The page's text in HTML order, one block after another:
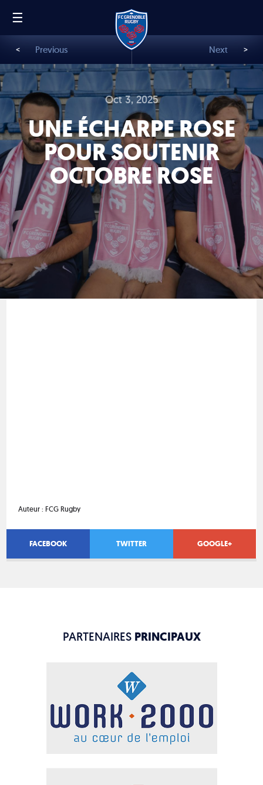
☰
Oct 3, 2025
UNE ÉCHARPE ROSE
POUR SOUTENIR
OCTOBRE ROSE
< Previous Next >
Auteur :FCG Rugby
FACEBOOK TWITTER GOOGLE+
PARTENAIRES PRINCIPAUX